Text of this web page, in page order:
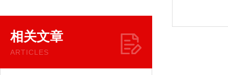
相关文章
ARTICLES